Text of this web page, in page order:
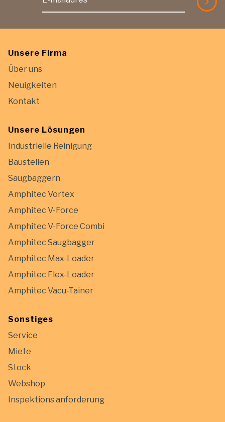
Unsere Firma
Über uns
Neuigkeiten
Kontakt
Unsere Lösungen
Industrielle Reinigung
Baustellen
Saugbaggern
Amphitec Vortex
Amphitec V-Force
Amphitec V-Force Combi
Amphitec Saugbagger
Amphitec Max-Loader
Amphitec Flex-Loader
Amphitec Vacu-Tainer
Sonstiges
Service
Miete
Stock
Webshop
Inspektions anforderung